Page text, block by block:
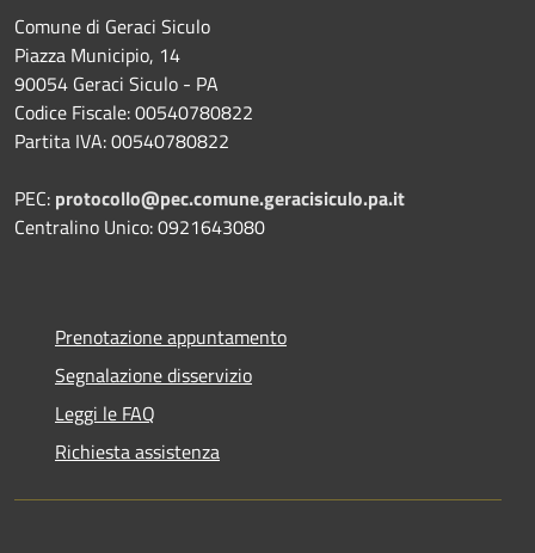
Comune di Geraci Siculo
Piazza Municipio, 14
90054 Geraci Siculo - PA
Codice Fiscale: 00540780822
Partita IVA: 00540780822
PEC: protocollo@pec.comune.geracisiculo.pa.it
Centralino Unico: 0921643080
Prenotazione appuntamento
Segnalazione disservizio
Leggi le FAQ
Richiesta assistenza